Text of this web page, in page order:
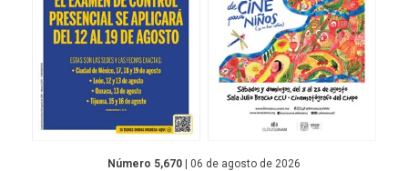
Número 5,670 | 06 de agosto de 2026